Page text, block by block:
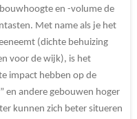
en -volume de
Met name als je het
(dichte behuizing
voor de wijk), is het
impact hebben op de
en andere gebouwen hoger
kunnen zich beter situeren